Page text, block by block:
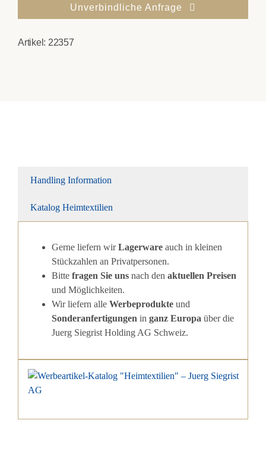
Unverbindliche Anfrage
Artikel: 22357
Handling Information
Katalog Heimtextilien
Gerne liefern wirLagerwareauch in kleinen
Stückzahlen an Privatpersonen.
Bitte fragen Sie unsnach den aktuellen Preisen
und Möglichkeiten.
Wir liefern alle Werbeprodukteund
Sonderanfertigungen in ganz Europa über die
Juerg Siegrist Holding AG Schweiz.